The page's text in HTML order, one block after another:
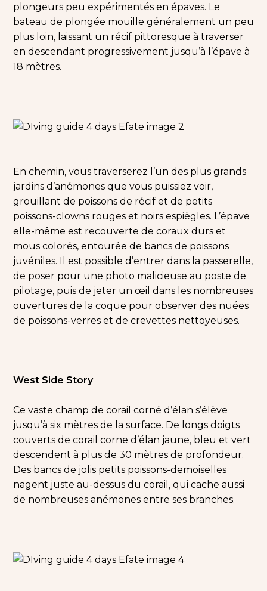
plongeurs peu expérimentés en épaves. Le
bateau de plongée mouille généralement un peu
plus loin, laissant un récif pittoresque à traverser
en descendant progressivement jusqu’à l’épave à
18 mètres.
En chemin, vous traverserez l’un des plus grands
jardins d’anémones que vous puissiez voir,
grouillant de poissons de récif et de petits
poissons-clowns rouges et noirs espiègles. L’épave
elle-même est recouverte de coraux durs et
mous colorés, entourée de bancs de poissons
juvéniles. Il est possible d’entrer dans la passerelle,
de poser pour une photo malicieuse au poste de
pilotage, puis de jeter un œil dans les nombreuses
ouvertures de la coque pour observer des nuées
de poissons-verres et de crevettes nettoyeuses.
West Side Story
Ce vaste champ de corail corné d’élan s’élève
jusqu’à six mètres de la surface. De longs doigts
couverts de corail corne d’élan jaune, bleu et vert
descendent à plus de 30 mètres de profondeur.
Des bancs de jolis petits poissons-demoiselles
nagent juste au-dessus du corail, qui cache aussi
de nombreuses anémones entre ses branches.